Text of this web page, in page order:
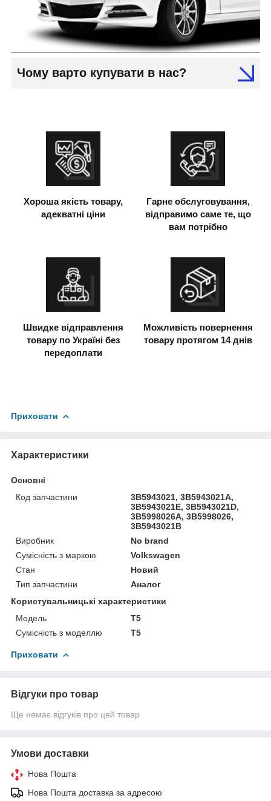
Чому варто купувати в нас?
Хороша якість товару,
адекватні ціни
Гарне обслуговування,
відправимо саме те, що
вам потрібно
Швидке відправлення
товару по Україні без
передоплати
Можливість повернення
товару протягом 14 днів
Приховати
Характеристики
Основні
Код запчастини
3B5943021, 3B5943021A,
3B5943021E, 3B5943021D,
3B5998026A, 3B5998026,
3B5943021B
Виробник
No brand
Сумісність з маркою
Volkswagen
Стан
Новий
Тип запчастини
Аналог
Користувальницькі характеристики
Мoдель
T5
Сумісність з моделлю
T5
Приховати
Відгуки про товар
Ще немає відгуків про цей товар
Умови доставки
Нова Пошта
Нова Пошта доставка за адресою